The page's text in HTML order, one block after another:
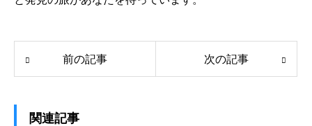
前の記事 次の記事
関連記事